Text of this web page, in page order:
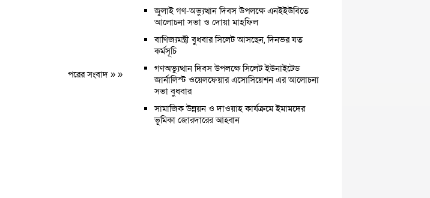
পরের সংবাদ » »
জুলাই গণ-অভ্যুত্থান দিবস উপলক্ষে এনইইউবিতে
আলোচনা সভা ও দোয়া মাহফিল
বাণিজ্যমন্ত্রী বুধবার সিলেট আসছেন, দিনভর যত
কর্মসূচি
গণঅভ্যুত্থান দিবস উপলক্ষে সিলেট ইউনাইটেড
জার্নালিস্ট ওয়েলফেয়ার এসোসিয়েশন এর আলোচনা
সভা বুধবার
সামাজিক উন্নয়ন ও দাওয়াহ কার্যক্রমে ইমামদের
ভূমিকা জোরদারের আহ্বান